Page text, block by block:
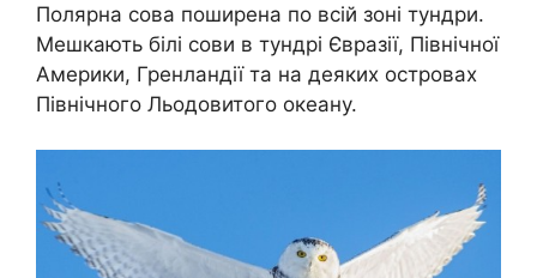
Полярна сова поширена по всій зоні тундри.
Мешкають білі сови в тундрі Євразії, Північної
Америки, Гренландії та на деяких островах
Північного Льодовитого океану.